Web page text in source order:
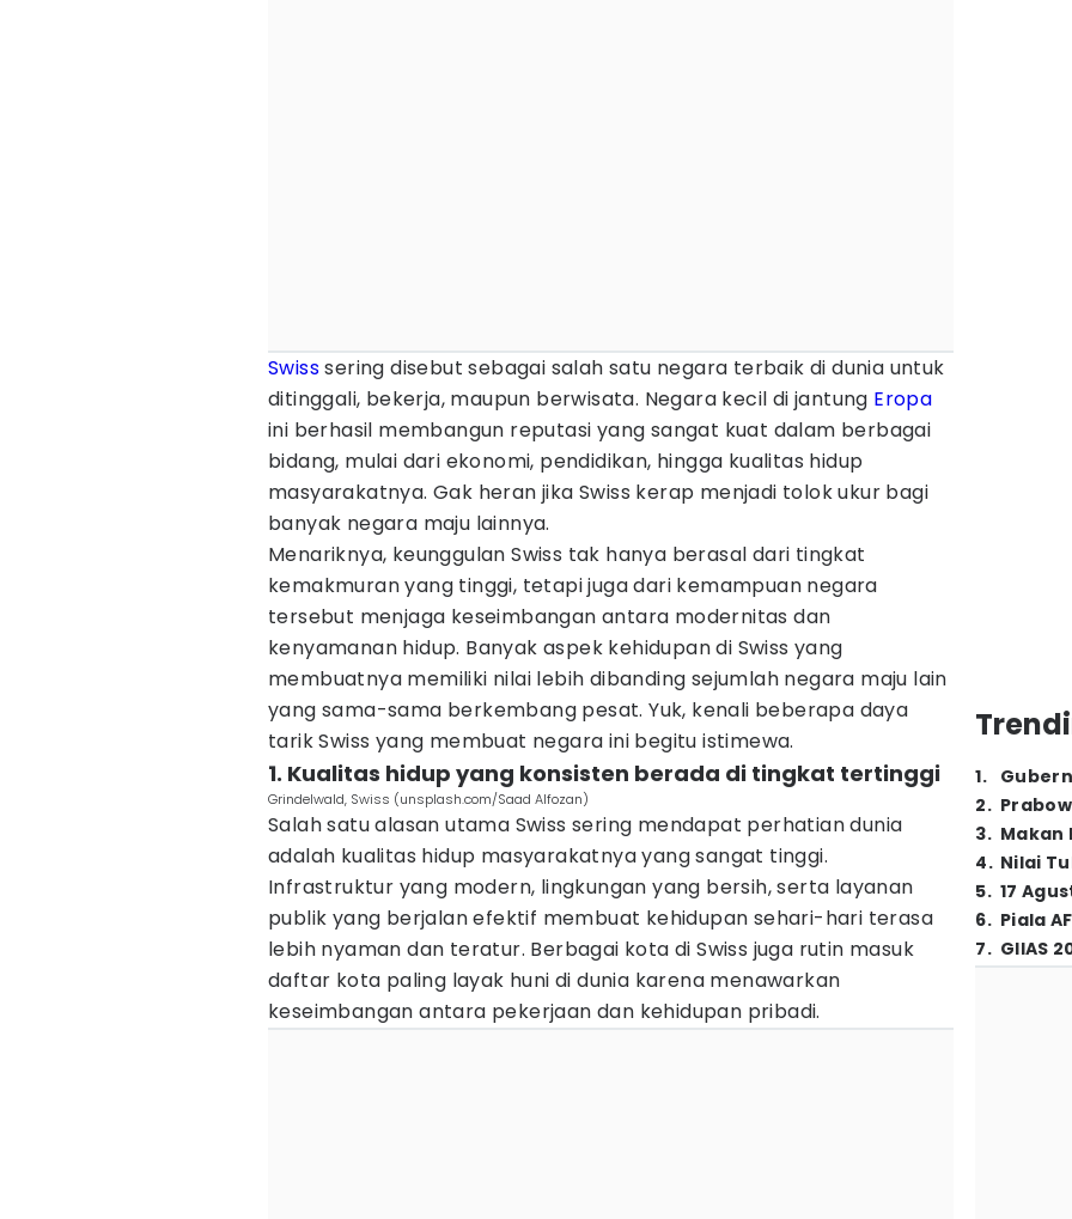
Swisssering disebut sebagai salah satu negara terbaik di dunia untuk
ditinggali, bekerja, maupun berwisata. Negara kecil di jantung Eropa
ini berhasil membangun reputasi yang sangat kuat dalam berbagai
bidang, mulai dari ekonomi, pendidikan, hingga kualitas hidup
masyarakatnya. Gak heran jika Swiss kerap menjadi tolok ukur bagi
banyak negara maju lainnya.
Menariknya, keunggulan Swiss tak hanya berasal dari tingkat
kemakmuran yang tinggi, tetapi juga dari kemampuan negara
tersebut menjaga keseimbangan antara modernitas dan
kenyamanan hidup. Banyak aspek kehidupan di Swiss yang
membuatnya memiliki nilai lebih dibanding sejumlah negara maju lain
yang sama-sama berkembang pesat. Yuk, kenali beberapa daya
tarik Swiss yang membuat negara ini begitu istimewa.
1. Kualitas hidup yang konsisten berada di tingkat tertinggi
Grindelwald, Swiss (unsplash.com/Saad Alfozan)
Salah satu alasan utama Swiss sering mendapat perhatian dunia
adalah kualitas hidup masyarakatnya yang sangat tinggi.
Infrastruktur yang modern, lingkungan yang bersih, serta layanan
publik yang berjalan efektif membuat kehidupan sehari-hari terasa
lebih nyaman dan teratur. Berbagai kota di Swiss juga rutin masuk
daftar kota paling layak huni di dunia karena menawarkan
keseimbangan antara pekerjaan dan kehidupan pribadi.
1.
2.
3. Makan
4. Nilai
5. 17
6. Piala
7. GIIAS